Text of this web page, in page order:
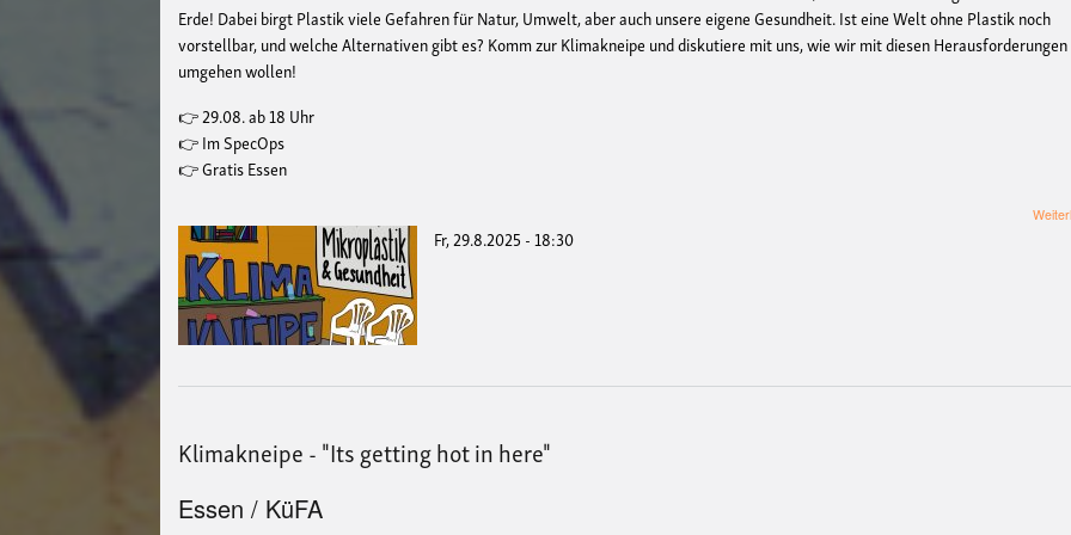
Erde! Dabei birgt Plastik viele Gefahren für Natur, Umwelt, aber auch unsere eigene Gesundheit. Ist eine Welt ohne Plastik noch
vorstellbar, und welche Alternativen gibt es? Komm zur Klimakneipe und diskutiere mit uns, wie wir mit diesen Herausforderungen
umgehen wollen!
👉 29.08. ab 18 Uhr
👉 Im SpecOps
👉 Gratis Essen
Fr, 29.8.2025 - 18:30
Klimakneipe - "Its getting hot in here"
Essen / KüFA